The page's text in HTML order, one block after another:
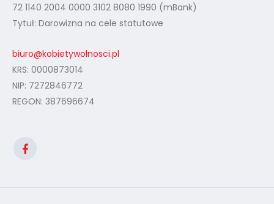
72 1140 2004 0000 3102 8080 1990 (mBank)
Tytuł: Darowizna na cele statutowe
biuro@kobietywolnosci.pl
KRS: 0000873014
NIP: 7272846772
REGON: 387696674